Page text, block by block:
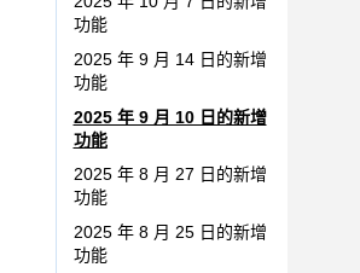
功能
2025 年 9 月 14 日的新增
功能
2025 年 9 月 10 日的新增
功能
2025 年 8 月 27 日的新增
功能
2025 年 8 月 25 日的新增
功能